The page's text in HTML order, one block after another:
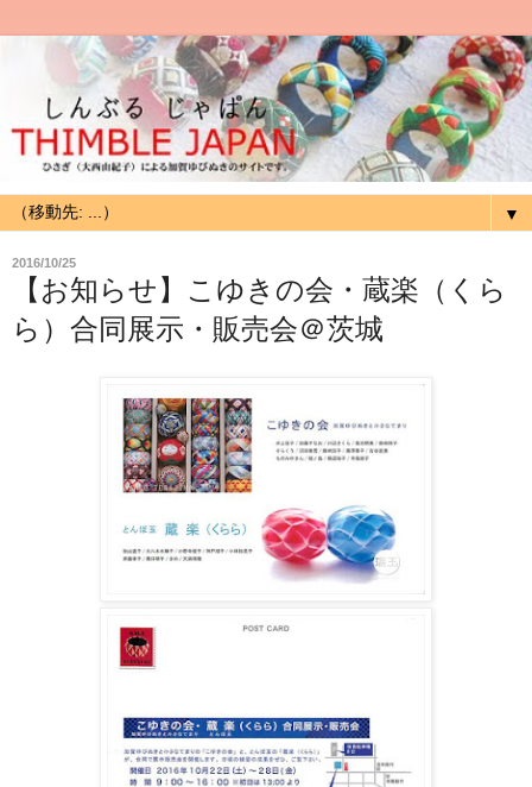
▼
2016/10/25
【お知らせ】こゆきの会・蔵楽（くら
ら）合同展示・販売会＠茨城